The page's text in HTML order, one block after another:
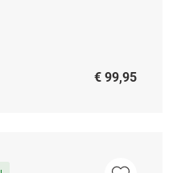
€ 99,95